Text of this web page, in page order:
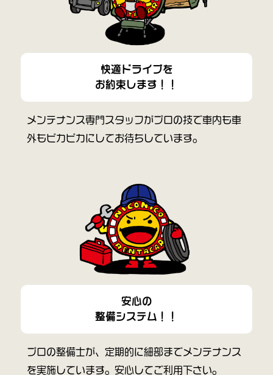
快適ドライブを
お約束します！！
メンテナンス専門スタッフがプロの技で車内も車
外もピカピカにしてお待ちしています。
安心の
整備システム！！
プロの整備士が、定期的に細部までメンテナンス
を実施しています。安心してご利用下さい。